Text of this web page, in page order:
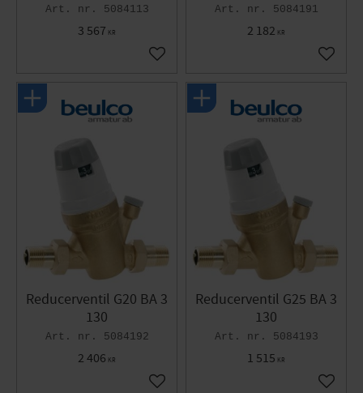
5084113
3 567 KR
Gem som favorit
5084191
2 182 KR
Gem
Reducerventil G20 BA 3
130
5084192
2 406 KR
Gem som favorit
Reducerventil G25 BA 3
130
5084193
1 515 KR
Gem